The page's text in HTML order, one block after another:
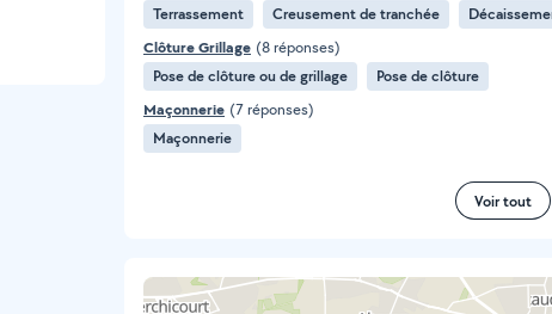
Terrassement
Creusement de tranchée
Clôture Grillage (8 réponses)
Pose de clôture ou de grillage
Pose de clôture
Maçonnerie (7 réponses)
Maçonnerie
Voir tout